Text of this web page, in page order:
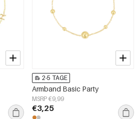
2-5 TAGE
Armband Basic Party
MSRP €9,99
€3,25